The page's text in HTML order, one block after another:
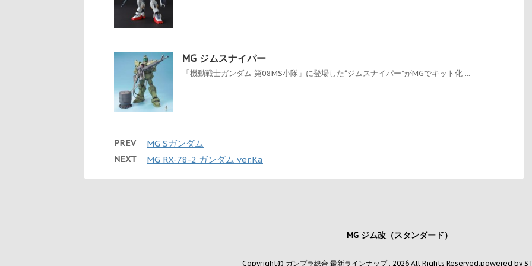
MG ジムスナイパー
「機動戦士ガンダム 第08MS小隊」に登場した“ジムスナイパー”がMGでキット化 ...
PREV MG Sガンダム
NEXT MG RX-78-2 ガンダム ver.Ka
MG ジム改（スタンダード）
Copyright© ガンプラ総合 最新ラインナップ , 2026 All Rights Reserved.powered by